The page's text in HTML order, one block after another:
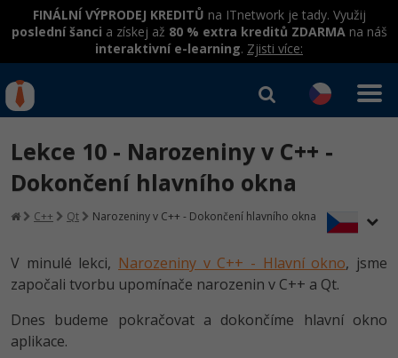
FINÁLNÍ VÝPRODEJ KREDITŮ na ITnetwork je tady. Využij
poslední šanci a získej až 80 % extra kreditů ZDARMAna náš
interaktivní e-learning. Zjisti více:
Rekvalifikace a kurzy
hrazené úřadem práce
Workshopy zdarma
Umělá inteligence v praxi
Školení
Školení dle technologií
Kurzy IT profesí
Programátor WWW aplikací
Senior programátor
Kurzy programování
Jak začít?
Java -80%
Přihlásit se | Registrovat
Lekce 10 - Narozeniny v C++ -
Dokončení hlavního okna
C++ Qt Narozeniny v C++ - Dokončení hlavního okna
V minulé lekci, Narozeniny v C++ - Hlavní okno, jsme
započali tvorbu upomínače narozenin v C++ a Qt.
Dnes budeme pokračovat a dokončíme hlavní okno
aplikace.